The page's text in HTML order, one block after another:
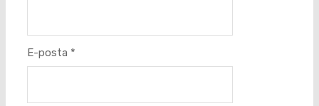
E-posta *